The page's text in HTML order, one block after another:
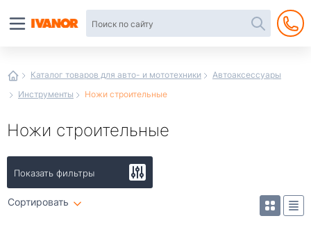
Каталог товаров для авто- и мототехники
Автоаксессуары
Инструменты
Ножи строительные
Ножи строительные
Показать фильтры
Сортировать
интернет-